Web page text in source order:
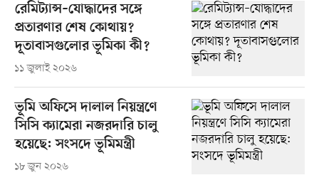
রেমিট্যান্স–যোদ্ধাদের সঙ্গে
প্রতারণার শেষ কোথায়?
দূতাবাসগুলোর ভূমিকা কী?
১১ জুলাই ২০২৬
ভূমি অফিসে দালাল নিয়ন্ত্রণে
সিসি ক্যামেরা নজরদারি চালু
হয়েছে: সংসদে ভূমিমন্ত্রী
১৮ জুন ২০২৬